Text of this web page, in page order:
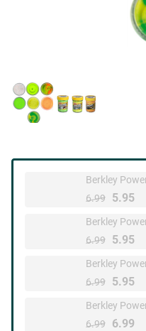
Berkley
6.99
5.95
Berkley
6.99
5.95
Berkley
6.99
5.95
Berkley
6.99
6.99